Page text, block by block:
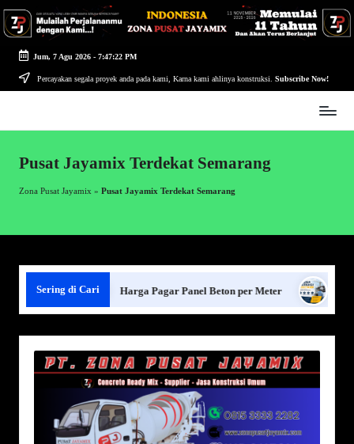
Skip
content
Jum, 7 Agu 2026- 7:47:22 PM
Percayakan segala proyek anda pada kami, Karna kami ahlinya konstruksi. Subscribe Now!
-
Ahlinya
Pusat Jayamix Terdekat Semarang
Zona Pusat Jayamix » Pusat Jayamix Terdekat Semarang
Sering di CariHarga Pagar Panel Beton per Meter Sewa